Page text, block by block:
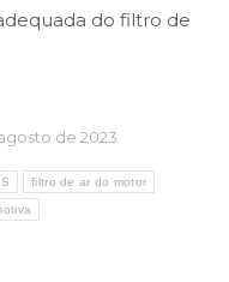
do filtro de
de 2023
filtro de ar do motor